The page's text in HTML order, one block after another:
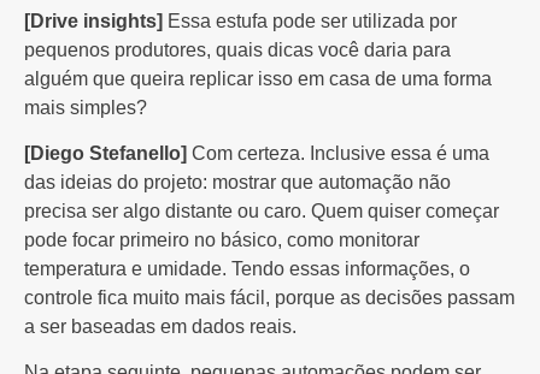
[Drive insights] Essa estufa pode ser utilizada por
pequenos produtores, quais dicas você daria para
alguém que queira replicar isso em casa de uma forma
mais simples?
[Diego Stefanello] Com certeza. Inclusive essa é uma
das ideias do projeto: mostrar que automação não
precisa ser algo distante ou caro. Quem quiser começar
pode focar primeiro no básico, como monitorar
temperatura e umidade. Tendo essas informações, o
controle fica muito mais fácil, porque as decisões passam
a ser baseadas em dados reais.